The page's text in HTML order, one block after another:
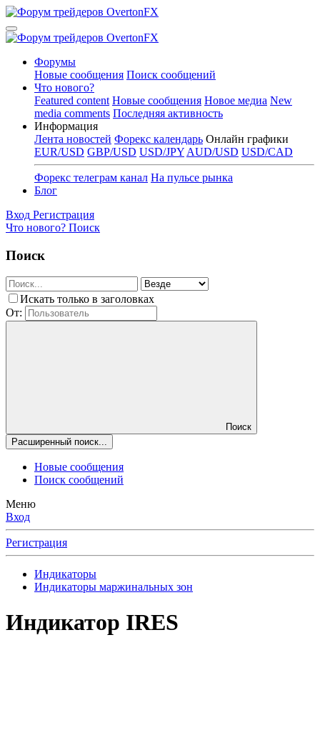
Форумы
Новые сообщения Поиск сообщений
Что нового?
Featured content Новые сообщения Новое медиа New
media comments Последняя активность
Информация
Лента новостей Форекс календарь Онлайн графики
EUR/USD GBP/USD USD/JPY AUD/USD USD/CAD
Форекс телеграм канал На пульсе рынка
Блог
Вход Регистрация
Что нового? Поиск
Поиск
Искать только в заголовках
От:
Поиск
Расширенный поиск...
Новые сообщения
Поиск сообщений
Меню
Вход
Регистрация
Индикаторы
Индикаторы маржинальных зон
Индикатор IRES